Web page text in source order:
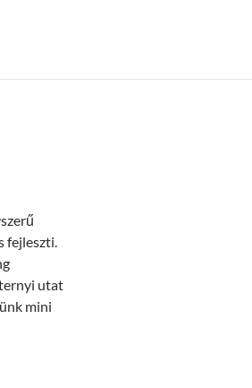
fejleszti.
utat
mini